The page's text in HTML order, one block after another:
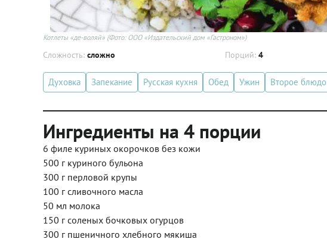
Котлеты «де-воляй» (Фото: ООО «Издательский дом «Гастроном»)
Сложность: сложно Порций: 4
Духовка Запекание Русская кухня Обед Ужин Второе блюдо
Ингредиенты на 4 порции
6 филе куриных окорочков без кожи
500 г куриного бульона
300 г перловой крупы
100 г сливочного масла
50 мл молока
150 г соленых бочковых огурцов
300 г пшеничного хлебного мякиша